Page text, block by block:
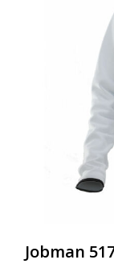
Jobman